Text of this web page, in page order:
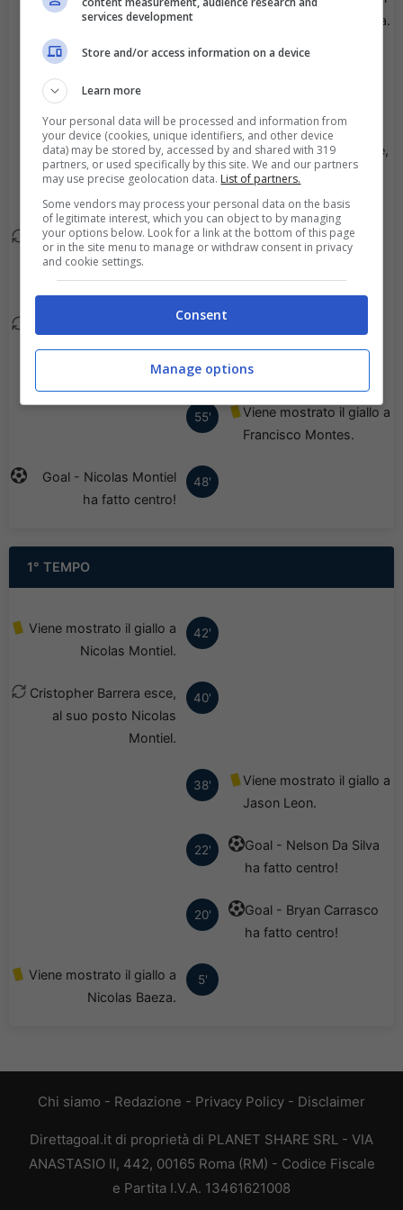
suo posto Martin Araya.
63'
Francisco Montes esce,
al suo posto Jonathan
56'
Nicolas Baeza esce, al
suo posto Vicente
Fernandez.
suo posto Braian
Martinez.
55'
Viene mostrato il giallo a
Francisco Montes.
48'
Goal - Nicolas Montiel
ha fatto centro!
1° TEMPO
42'
Viene mostrato il giallo a
Nicolas Montiel.
40'
Cristopher Barrera esce,
al suo posto Nicolas
Montiel.
38'
Viene mostrato il giallo a
Jason Leon.
22'
Goal - Nelson Da Silva
ha fatto centro!
20'
Goal - Bryan Carrasco
ha fatto centro!
5'
Viene mostrato il giallo a
Nicolas Baeza.
Chi siamo - Redazione - Privacy Policy - Disclaimer
Direttagoal.it di proprietà di PLANET SHARE SRL - VIA
ANASTASIO II, 442, 00165 Roma (RM) - Codice Fiscale
e Partita I.V.A. 13461621008
services development
Store and/or access information on a device
Learn more
Your personal data will be processed and information from
your device (cookies, unique identifiers, and other device
data) may be stored by, accessed by and shared with 319
partners, or used specifically by this site. We and our partners
may use precise geolocation data. List of partners.
Some vendors may process your personal data on the basis
of legitimate interest, which you can object to by managing
your options below. Look for a link at the bottom of this page
or in the site menu to manage or withdraw consent in privacy
and cookie settings.
Consent
Manage options